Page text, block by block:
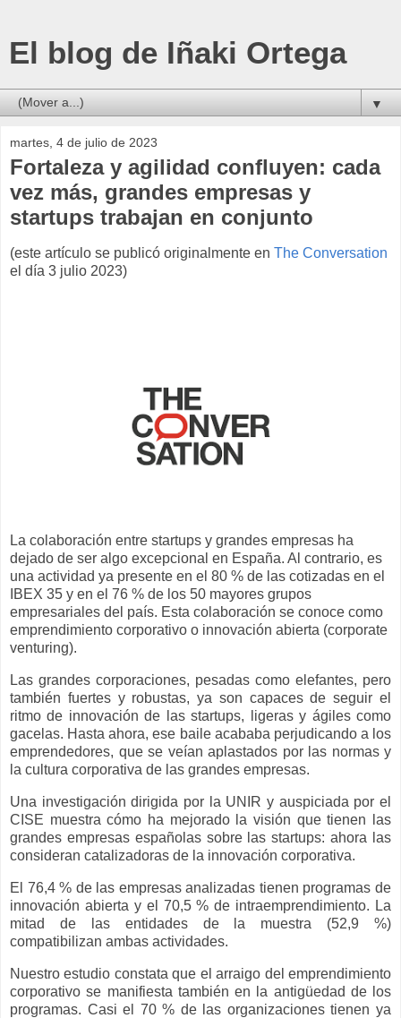
El blog de Iñaki Ortega
▼
martes, 4 de julio de 2023
Fortaleza y agilidad confluyen: cada
vez más, grandes empresas y
startups trabajan en conjunto
(este artículo se publicó originalmente en The Conversation
el día 3 julio 2023)
La colaboración entre startups y grandes empresas ha
dejado de ser algo excepcional en España. Al contrario, es
una actividad ya presente en el 80 % de las cotizadas en el
IBEX 35 y en el 76 % de los 50 mayores grupos
empresariales del país. Esta colaboración se conoce como
emprendimiento corporativo o innovación abierta (corporate
venturing).
Las grandes corporaciones, pesadas como elefantes, pero
también fuertes y robustas, ya son capaces de seguir el
ritmo de innovación de las startups, ligeras y ágiles como
gacelas. Hasta ahora, ese baile acababa perjudicando a los
emprendedores, que se veían aplastados por las normas y
la cultura corporativa de las grandes empresas.
Una investigación dirigida por la UNIR y auspiciada por el
CISE muestra cómo ha mejorado la visión que tienen las
grandes empresas españolas sobre las startups: ahora las
consideran catalizadoras de la innovación corporativa.
El 76,4 % de las empresas analizadas tienen programas de
innovación abierta y el 70,5 % de intraemprendimiento. La
mitad de las entidades de la muestra (52,9 %)
compatibilizan ambas actividades.
Nuestro estudio constata que el arraigo del emprendimiento
corporativo se manifiesta también en la antigüedad de los
programas. Casi el 70 % de las organizaciones tienen ya